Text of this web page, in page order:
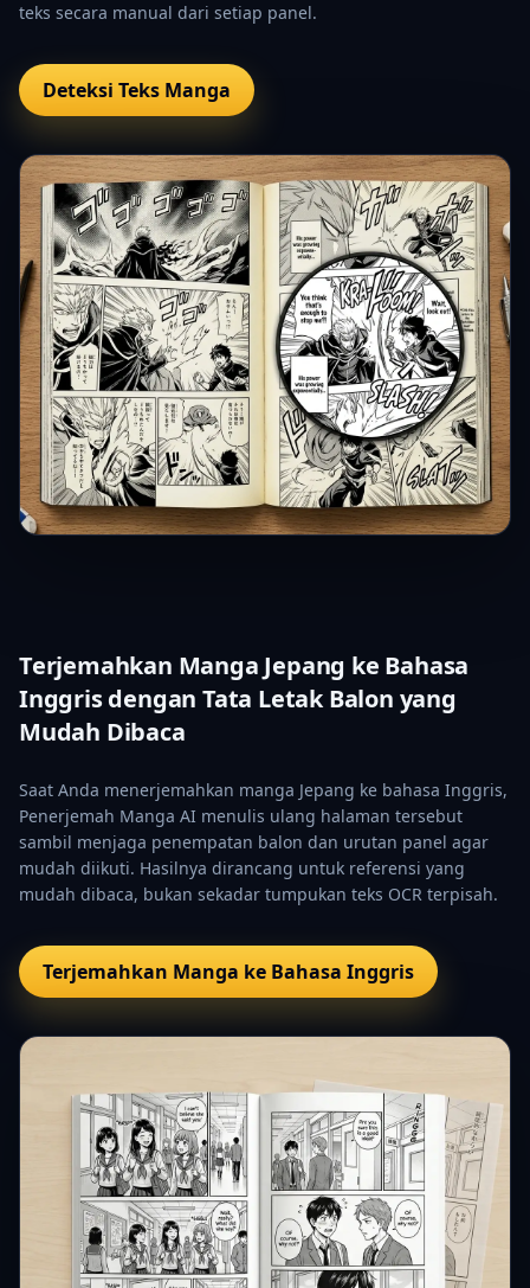
teks secara manual dari setiap panel.
Deteksi Teks Manga
Terjemahkan Manga Jepang ke Bahasa
Inggris dengan Tata Letak Balon yang
Mudah Dibaca
Saat Anda menerjemahkan manga Jepang ke bahasa Inggris,
Penerjemah Manga AI menulis ulang halaman tersebut
sambil menjaga penempatan balon dan urutan panel agar
mudah diikuti. Hasilnya dirancang untuk referensi yang
mudah dibaca, bukan sekadar tumpukan teks OCR terpisah.
Terjemahkan Manga ke Bahasa Inggris